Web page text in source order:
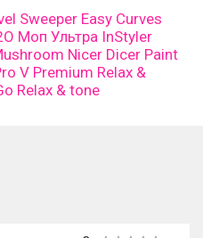
с политикой
данныхи
оферты
Sweeper Easy Curves
Моп Ультра InStyler
Nicer Dicer Paint
V Premium Relax &
Relax & tone